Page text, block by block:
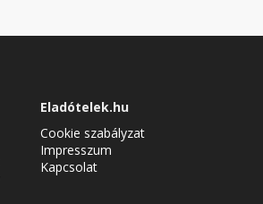
Eladótelek.hu
Cookie szabályzat
Impresszum
Kapcsolat